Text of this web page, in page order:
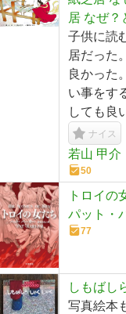
居 なぜ？
子供に読
居だった
良かった
い事をす
しても良
ナイス
若山 甲介
50
トロイの
パット・
77
しもばし
写真絵本